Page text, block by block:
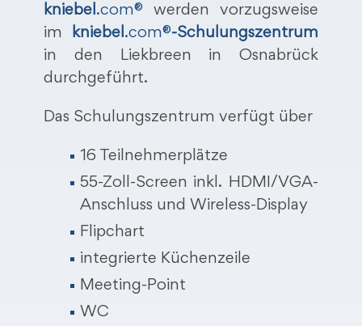
kniebel .com® werden vorzugsweise
im
kniebel .com®-Schulungszentrum
in den Liekbreen in Osnabrück
durchgeführt.
Das Schulungszentrum verfügt über
16 Teilnehmerplätze
55-Zoll-Screen inkl. HDMI/VGA-
Anschluss und Wireless-Display
Flipchart
integrierte Küchenzeile
Meeting-Point
WC